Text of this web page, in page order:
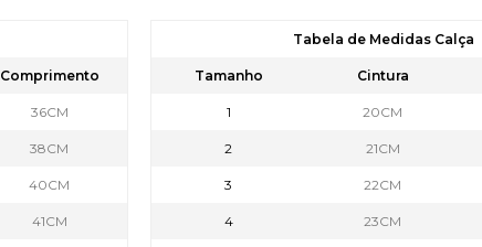
Comprimento
36CM
38CM
40CM
41CM
Tabela de Medidas Calça
Tamanho Cintura
1 20CM
2 21CM
3 22CM
4 23CM